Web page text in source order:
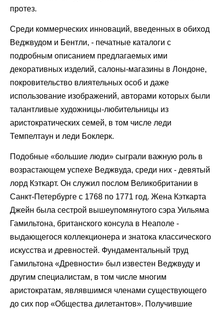
протез.
Среди коммерческих инноваций, введенных в обиход
Веджвудом и Бентли, - печатные каталоги с
подробным описанием предлагаемых ими
декоративных изделий, салоны-магазины в Лондоне,
покровительство влиятельных особ и даже
использование изображений, авторами которых были
талантливые художницы-любительницы из
аристократических семей, в том числе леди
Темпелтаун и леди Боклерк.
Подобные «большие люди» сыграли важную роль в
возрастающем успехе Веджвуда, среди них - девятый
лорд Кэткарт. Он служил послом Великобритании в
Санкт-Петербурге с 1768 по 1771 год. Жена Кэткарта
Джейн была сестрой вышеупомянутого сэра Уильяма
Гамильтона, британского консула в Неаполе -
выдающегося коллекционера и знатока классического
искусства и древностей. Фундаментальный труд
Гамильтона «Древности» был известен Веджвуду и
другим специалистам, в том числе многим
аристократам, являвшимся членами существующего
до сих пор «Общества дилетантов». Получившие